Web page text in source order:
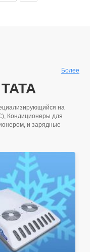
Более
на
Кондиционеры для
, и зарядные